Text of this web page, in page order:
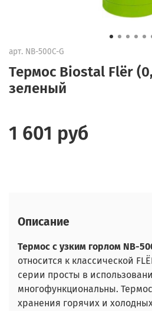
арт. NB-500C-G
Термос Biostal Flër
зеленый
1 601 руб
Описание
Термос с узким горлом NB-
относится к классической
серии просты в
многофункциональны.
хранения горячих и